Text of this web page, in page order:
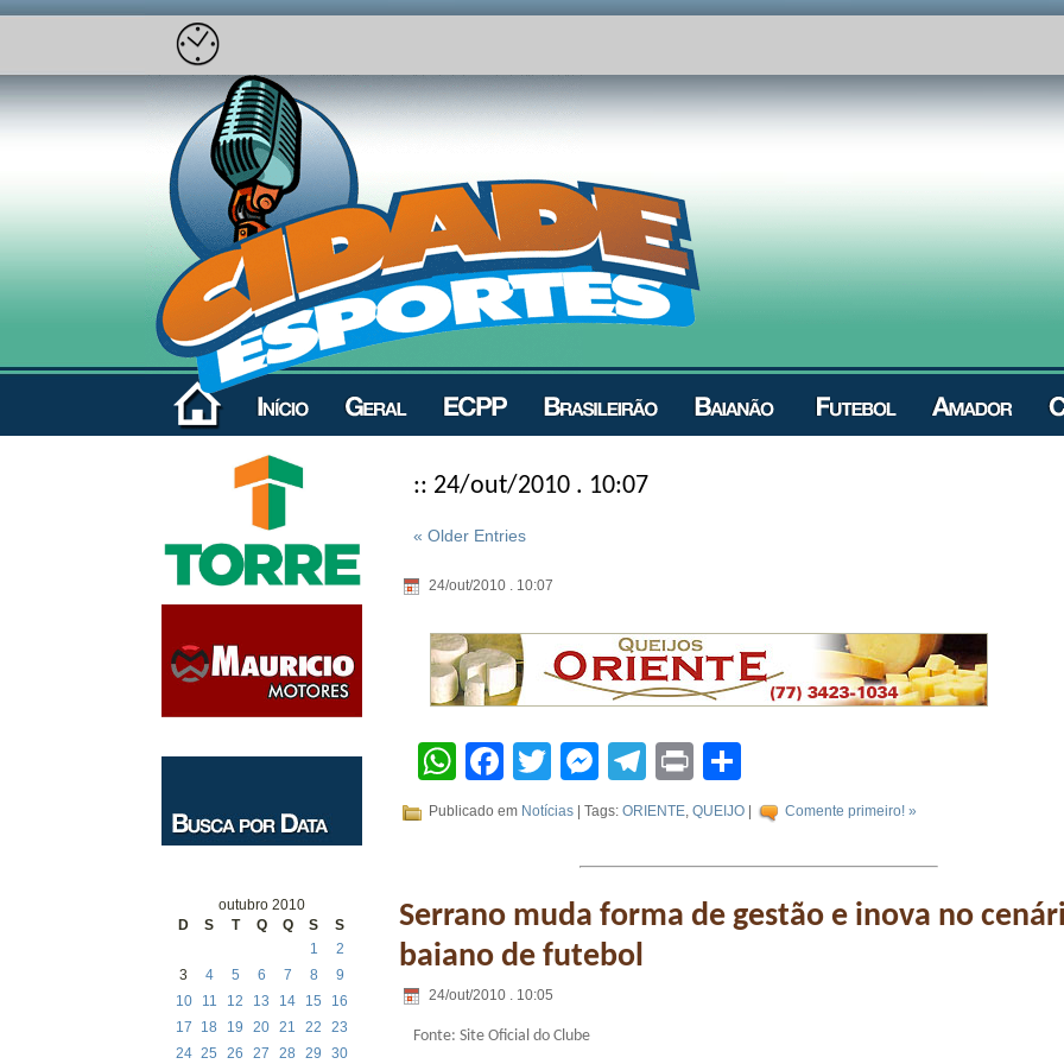
outubro 2010
D
S T Q Q S
S
1
2
3
4 5 6 7 8
9
10
11 12 13 14 15
16
17
18 19 20 21 22
23
24 25 26 27 28 29 30
:: 24/out/2010 . 10:07
« Older Entries
24/out/2010 . 10:07
WhatsApp
Facebook
Twitter
Messenger
Telegram
Print
Publicado em Notícias | Tags: ORIENTE QUEIJO | Comente primeiro! »
Serrano muda forma de gestão e inova no
baiano de futebol
24/out/2010 . 10:05
Fonte: Site Oficial do Clube